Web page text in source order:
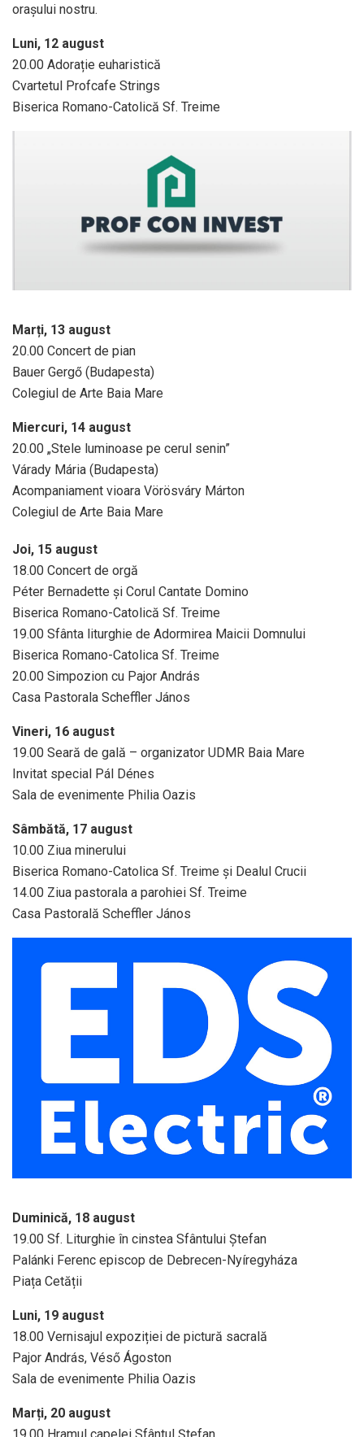
oraşului nostru.
Luni, 12 august
20.00 Adorație euharistică
Cvartetul Profcafe Strings
Biserica Romano-Catolică Sf. Treime
Marți, 13 august
20.00 Concert de pian
Bauer Gergő (Budapesta)
Colegiul de Arte Baia Mare
Miercuri, 14 august
20.00 „Stele luminoase pe cerul senin”
Várady Mária (Budapesta)
Acompaniament vioara Vörösváry Márton
Colegiul de Arte Baia Mare
Joi, 15 august
18.00 Concert de orgă
Péter Bernadette și Corul Cantate Domino
Biserica Romano-Catolică Sf. Treime
19.00 Sfânta liturghie de Adormirea Maicii Domnului
Biserica Romano-Catolica Sf. Treime
20.00 Simpozion cu Pajor András
Casa Pastorala Scheffler János
Vineri, 16 august
19.00 Seară de gală – organizator UDMR Baia Mare
Invitat special Pál Dénes
Sala de evenimente Philia Oazis
Sâmbătă, 17 august
10.00 Ziua minerului
Biserica Romano-Catolica Sf. Treime și Dealul Crucii
14.00 Ziua pastorala a parohiei Sf. Treime
Casa Pastorală Scheffler János
Duminică, 18 august
19.00 Sf. Liturghie în cinstea Sfântului Ștefan
Palánki Ferenc episcop de Debrecen-Nyíregyháza
Piața Cetății
Luni, 19 august
18.00 Vernisajul expoziției de pictură sacrală
Pajor András, Véső Ágoston
Sala de evenimente Philia Oazis
Marți, 20 august